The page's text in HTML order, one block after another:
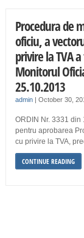
Procedura de
oficiu, a
privire la TVA
Monitorul
25.10.2013
admin| October 30,
ORDIN Nr. 3331 din
pentru aprobarea
cu privire la TVA,
CONTINUE READING